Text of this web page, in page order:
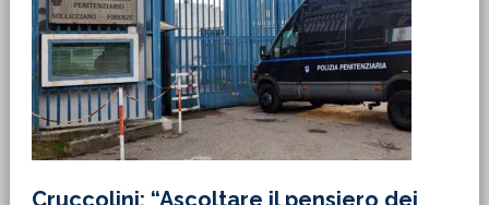
Cruccolini: “Ascoltare il pensiero dei